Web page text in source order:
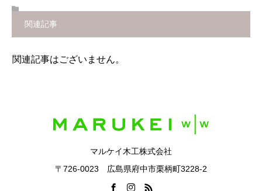
関連記事
関連記事はございません。
マルケイ木工株式会社
〒726-0023 広島県府中市栗柄町3228-2